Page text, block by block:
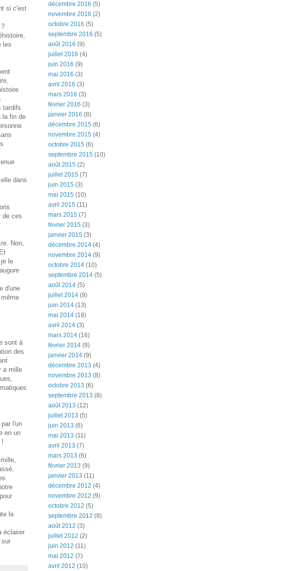
si c'est
les
tardifs
la fin de
dans
de ces
Non,
le
d'une
sont à
des
a mille
l'un
en un
!
la
éclairer
sur
décembre 2016 (5)
novembre 2016 (2)
octobre 2016 (5)
septembre 2016 (5)
août 2016 (9)
juillet 2016 (4)
juin 2016 (9)
mai 2016 (3)
avril 2016 (3)
mars 2016 (3)
février 2016 (3)
janvier 2016 (8)
décembre 2015 (6)
novembre 2015 (4)
octobre 2015 (6)
septembre 2015 (10)
août 2015 (2)
juillet 2015 (7)
juin 2015 (3)
mai 2015 (10)
avril 2015 (11)
mars 2015 (7)
février 2015 (3)
janvier 2015 (3)
décembre 2014 (4)
novembre 2014 (9)
octobre 2014 (10)
septembre 2014 (5)
août 2014 (5)
juillet 2014 (9)
juin 2014 (13)
mai 2014 (18)
avril 2014 (3)
mars 2014 (16)
février 2014 (9)
janvier 2014 (9)
décembre 2013 (4)
novembre 2013 (8)
octobre 2013 (6)
septembre 2013 (8)
août 2013 (12)
juillet 2013 (5)
juin 2013 (6)
mai 2013 (11)
avril 2013 (7)
mars 2013 (6)
février 2013 (9)
janvier 2013 (11)
décembre 2012 (4)
novembre 2012 (9)
octobre 2012 (5)
septembre 2012 (8)
août 2012 (3)
juillet 2012 (2)
juin 2012 (11)
mai 2012 (7)
avril 2012 (10)